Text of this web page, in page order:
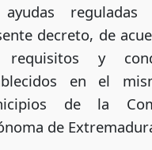
decreto, de
y
en el
de la
de